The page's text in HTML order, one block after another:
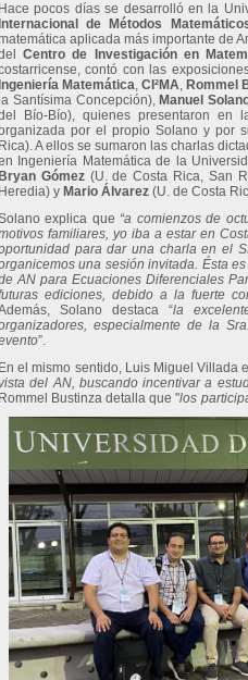
Hace pocos días se desarrolló en la
Internacional de Métodos
aplicada más importante de
Centro de Investigación en
contó con las
Ingeniería Matemática, CI²MA, Rommel
la Santísima Concepción), Manuel
Bío-Bío), quienes presentaron en
por el propio Solano y por
Rica). A ellos se sumaron las charlas
Ingeniería Matemática de la
Bryan Gómez(U. de Costa Rica, San
Heredia) y Mario Álvarez (U. de Costa
explica que “a comienzos de
familiares, yo iba a estar en
para dar una charla en el
una sesión invitada. Ésta
AN para Ecuaciones Diferenciales
ediciones, debido a la fuerte
Solano destaca “la
especialmente de la
”.
En el mismo sentido, Luis Miguel Villada
del AN, buscando incentivar a
Rommel Bustinza detalla que "los